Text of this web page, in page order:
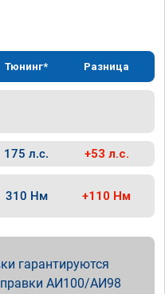
Тюнинг* Разница
175 л.с. +53 л.с.
310 Нм +110 Нм
гарантируются
АИ100/АИ98